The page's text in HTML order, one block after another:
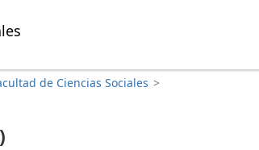
de Ciencias Sociales >